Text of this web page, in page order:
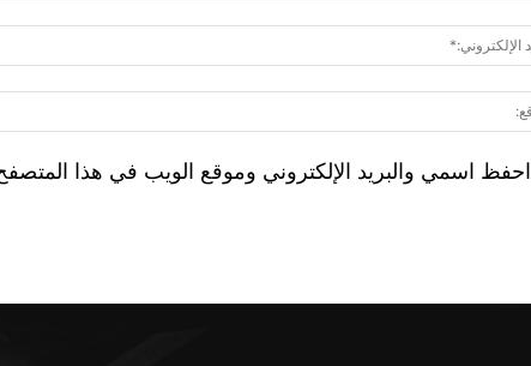
احفظ اسمي والبريد الإلكتروني وموقع الويب في هذا المتصفح